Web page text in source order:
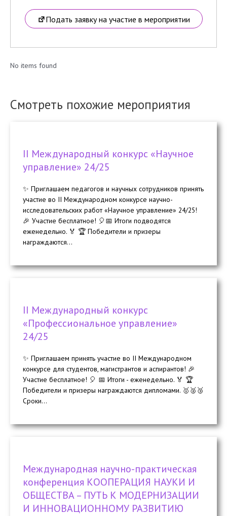
Подать заявку на участие в мероприятии
No items found
Смотреть похожие мероприятия
II Международный конкурс «Научное
управление» 24/25
✨ Приглашаем педагогов и научных сотрудников принять
участие во II Международном конкурсе научно-
исследовательских работ «Научное управление» 24/25!
🎉 Участие бесплатное! 🎈📅 Итоги подводятся
еженедельно. 🏅 🏆 Победители и призеры
награждаются...
II Международный конкурс
«Профессиональное управление»
24/25
✨ Приглашаем принять участие во II Международном
конкурсе для студентов, магистрантов и аспирантов! 🎉
Участие бесплатное! 🎈 📅 Итоги - еженедельно. 🏅 🏆
Победители и призеры награждаются дипломами. 🥇🥈🥉
Сроки...
Международная научно-практическая
конференция КООПЕРАЦИЯ НАУКИ И
ОБЩЕСТВА – ПУТЬ К МОДЕРНИЗАЦИИ
И ИННОВАЦИОННОМУ РАЗВИТИЮ